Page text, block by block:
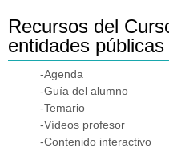
Recursos del
entidades
-Agenda
-Guía del alumno
-Temario
-Vídeos profesor
-Contenido interactivo